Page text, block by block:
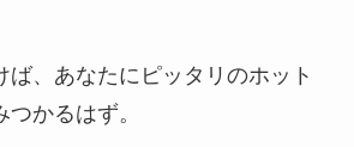
ば、あなたにピッタリのホット
かるはず。